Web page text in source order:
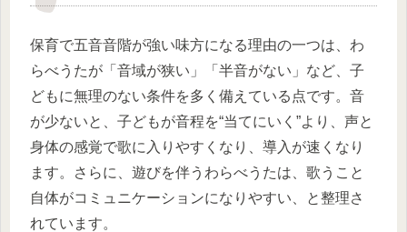
保育で五音音階が強い味方になる理由の一つは、わ
らべうたが「音域が狭い」「半音がない」など、子
どもに無理のない条件を多く備えている点です。音
が少ないと、子どもが音程を“当てにいく”より、声と
身体の感覚で歌に入りやすくなり、導入が速くなり
ます。さらに、遊びを伴うわらべうたは、歌うこと
自体がコミュニケーションになりやすい、と整理さ
れています。